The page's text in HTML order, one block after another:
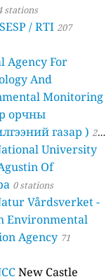
stations
/ RTI 207
Agency For
And
Monitoring
орчны
газар ) 21
University
Of
0 stations
Vårdsverket -
Environmental
Agency 71
New Castle